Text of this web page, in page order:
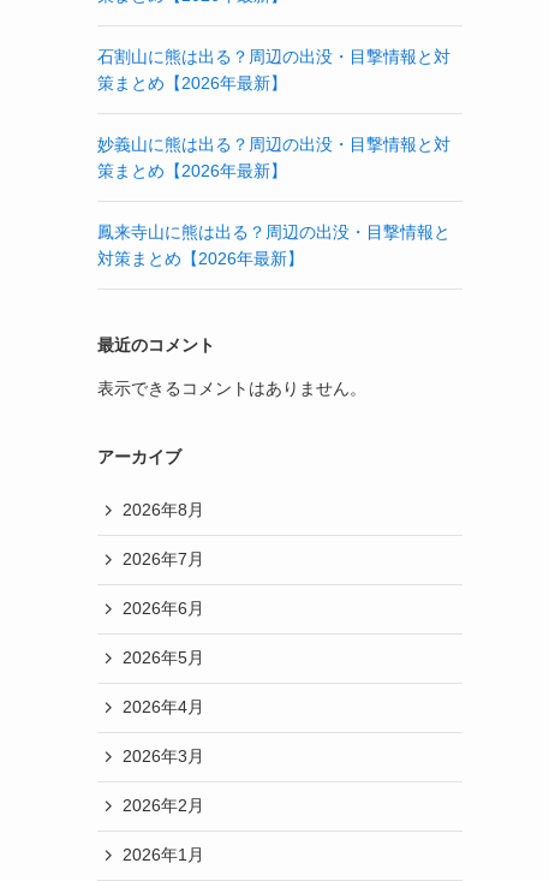
石割山に熊は出る？周辺の出没・目撃情報と対
策まとめ【2026年最新】
妙義山に熊は出る？周辺の出没・目撃情報と対
策まとめ【2026年最新】
鳳来寺山に熊は出る？周辺の出没・目撃情報と
対策まとめ【2026年最新】
最近のコメント
表示できるコメントはありません。
アーカイブ
2026年8月
2026年7月
2026年6月
2026年5月
2026年4月
2026年3月
2026年2月
2026年1月